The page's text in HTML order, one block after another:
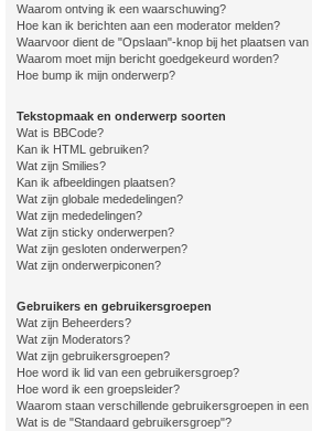
Waarom ontving ik een waarschuwing?
Hoe kan ik berichten aan een moderator melden?
Waarvoor dient de "Opslaan"-knop bij het plaatsen van
Waarom moet mijn bericht goedgekeurd worden?
Hoe bump ik mijn onderwerp?
Tekstopmaak en onderwerp soorten
Wat is BBCode?
Kan ik HTML gebruiken?
Wat zijn Smilies?
Kan ik afbeeldingen plaatsen?
Wat zijn globale mededelingen?
Wat zijn mededelingen?
Wat zijn sticky onderwerpen?
Wat zijn gesloten onderwerpen?
Wat zijn onderwerpiconen?
Gebruikers en gebruikersgroepen
Wat zijn Beheerders?
Wat zijn Moderators?
Wat zijn gebruikersgroepen?
Hoe word ik lid van een gebruikersgroep?
Hoe word ik een groepsleider?
Waarom staan verschillende gebruikersgroepen in
Wat is de "Standaard gebruikersgroep"?